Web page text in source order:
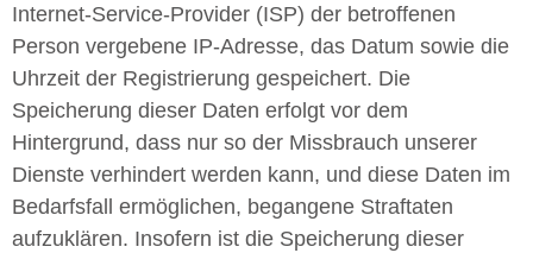
Internet-Service-Provider (ISP) der betroffenen
Person vergebene IP-Adresse, das Datum sowie die
Uhrzeit der Registrierung gespeichert. Die
Speicherung dieser Daten erfolgt vor dem
Hintergrund, dass nur so der Missbrauch unserer
Dienste verhindert werden kann, und diese Daten im
Bedarfsfall ermöglichen, begangene Straftaten
aufzuklären. Insofern ist die Speicherung dieser